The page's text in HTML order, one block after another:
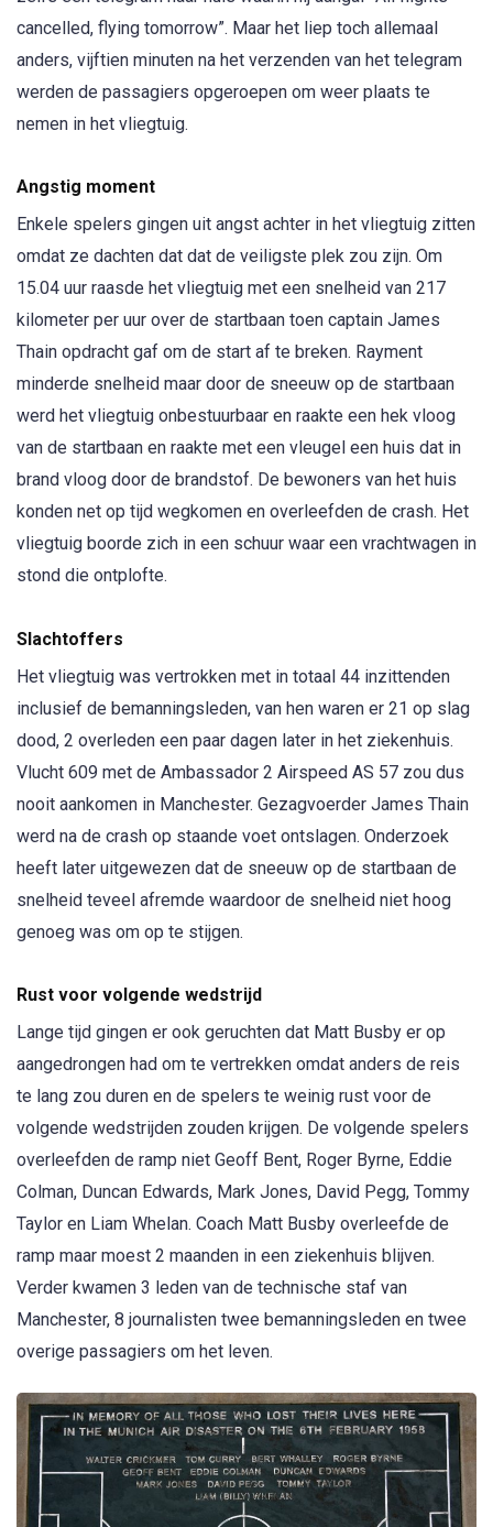
cancelled, flying tomorrow”. Maar het liep toch allemaal
anders, vijftien minuten na het verzenden van het telegram
werden de passagiers opgeroepen om weer plaats te
nemen in het vliegtuig.
Angstig moment
Enkele spelers gingen uit angst achter in het vliegtuig zitten
omdat ze dachten dat dat de veiligste plek zou zijn. Om
15.04 uur raasde het vliegtuig met een snelheid van 217
kilometer per uur over de startbaan toen captain James
Thain opdracht gaf om de start af te breken. Rayment
minderde snelheid maar door de sneeuw op de startbaan
werd het vliegtuig onbestuurbaar en raakte een hek vloog
van de startbaan en raakte met een vleugel een huis dat in
brand vloog door de brandstof. De bewoners van het huis
konden net op tijd wegkomen en overleefden de crash. Het
vliegtuig boorde zich in een schuur waar een vrachtwagen in
stond die ontplofte.
Slachtoffers
Het vliegtuig was vertrokken met in totaal 44 inzittenden
inclusief de bemanningsleden, van hen waren er 21 op slag
dood, 2 overleden een paar dagen later in het ziekenhuis.
Vlucht 609 met de Ambassador 2 Airspeed AS 57 zou dus
nooit aankomen in Manchester. Gezagvoerder James Thain
werd na de crash op staande voet ontslagen. Onderzoek
heeft later uitgewezen dat de sneeuw op de startbaan de
snelheid teveel afremde waardoor de snelheid niet hoog
genoeg was om op te stijgen.
Rust voor volgende wedstrijd
Lange tijd gingen er ook geruchten dat Matt Busby er op
aangedrongen had om te vertrekken omdat anders de reis
te lang zou duren en de spelers te weinig rust voor de
volgende wedstrijden zouden krijgen. De volgende spelers
overleefden de ramp niet Geoff Bent, Roger Byrne, Eddie
Colman, Duncan Edwards, Mark Jones, David Pegg, Tommy
Taylor en Liam Whelan. Coach Matt Busby overleefde de
ramp maar moest 2 maanden in een ziekenhuis blijven.
Verder kwamen 3 leden van de technische staf van
Manchester, 8 journalisten twee bemanningsleden en twee
overige passagiers om het leven.